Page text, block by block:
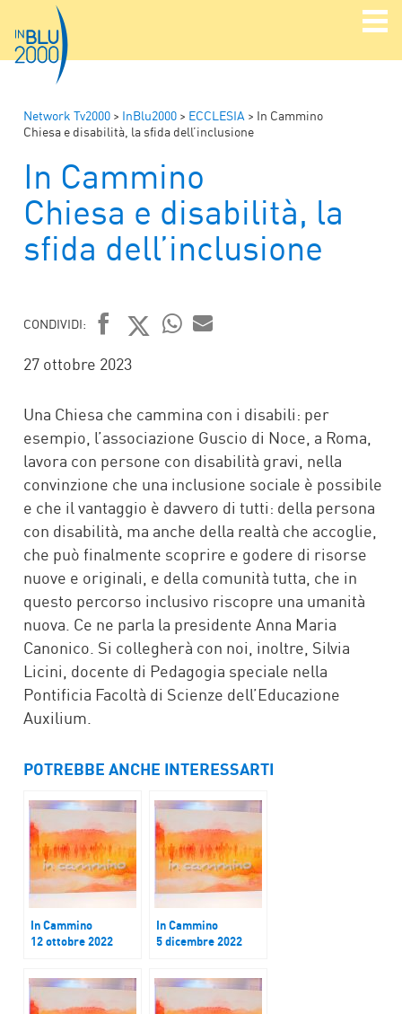
Network Tv2000 > InBlu2000 > ECCLESIA > In Cammino
Chiesa e disabilità, la sfida dell’inclusione
In Cammino
Chiesa e disabilità, la
sfida dell’inclusione
CONDIVIDI:
FACEBOOK
TWITTER
27 ottobre 2023
Una Chiesa che cammina con i disabili: per
esempio, l’associazione Guscio di Noce, a Roma,
lavora con persone con disabilità gravi, nella
convinzione che una inclusione sociale è possibile
e che il vantaggio è davvero di tutti: della persona
con disabilità, ma anche della realtà che accoglie,
che può finalmente scoprire e godere di risorse
nuove e originali, e della comunità tutta, che in
questo percorso inclusivo riscopre una umanità
nuova. Ce ne parla la presidente Anna Maria
Canonico. Si collegherà con noi, inoltre, Silvia
Licini, docente di Pedagogia speciale nella
Pontificia Facoltà di Scienze dell’Educazione
Auxilium.
POTREBBE ANCHE INTERESSARTI
In Cammino
12 ottobre 2022
In Cammino
5 dicembre 2022